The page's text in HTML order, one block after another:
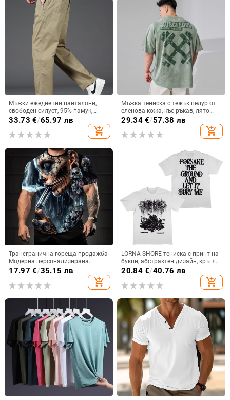
Мъжки ежедневни панталони,
свободен силует, 95% памук,
средно висока талия, четири
33.73 €/65.97 лв
add_shopping_cart
Мъжка тениска с тежък велур от
еленова кожа, къс ръкав, лято
2025, свободна кройка, размер
плюс, ретро американски стил
29.34€/57.38 лв
add_shopping_cart
Трансгранична гореща продажба
Модерна персонализирана
модна серия черепи 3D
принтирана мъжка тениска с къс
ръкав и кръгло деколте
17.97 €/35.15 лв
add_shopping_cart
LORNA SHORE тениска с принт на
букви, абстрактен дизайн, кръгло
деколте, термопечат, чист памук
20.84€/40.76 лв
add_shopping_cart